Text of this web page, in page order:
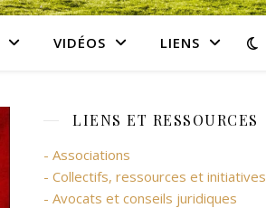
VIDÉOS LIENS
LIENS ET RESSOURCES
- Associations
- Collectifs, ressources et initiatives
- Avocats et conseils juridiques